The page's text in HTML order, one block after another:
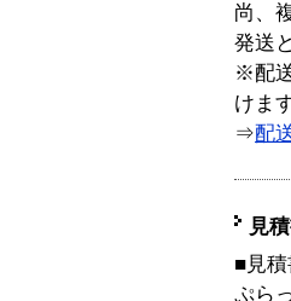
尚、
発送
※配
けま
⇒配
見
■見
ぷら